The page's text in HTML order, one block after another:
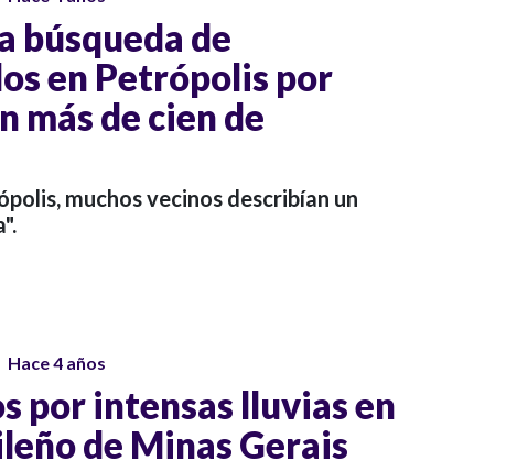
búsqueda de
en Petrópolis por
más de cien de
muchos vecinos describían un
Hace 4 años
por intensas lluvias en
de Minas Gerais